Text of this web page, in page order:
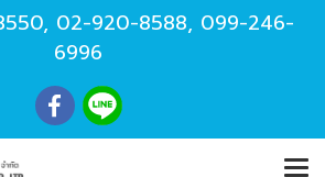
, 02-920-8588, 099-246-
6996